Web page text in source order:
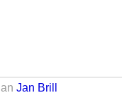
an Jan Brill